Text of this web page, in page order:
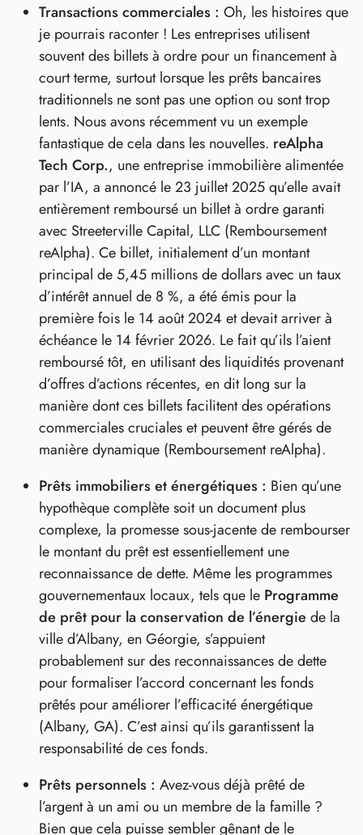
Transactions commerciales : Oh, les histoires que
je pourrais raconter ! Les entreprises utilisent
souvent des billets à ordre pour un financement à
court terme, surtout lorsque les prêts bancaires
traditionnels ne sont pas une option ou sont trop
lents. Nous avons récemment vu un exemple
fantastique de cela dans les nouvelles. reAlpha
Tech Corp., une entreprise immobilière alimentée
par l’IA, a annoncé le 23 juillet 2025 qu’elle avait
entièrement remboursé un billet à ordre garanti
avec Streeterville Capital, LLC (Remboursement
reAlpha). Ce billet, initialement d’un montant
principal de 5,45 millions de dollars avec un taux
d’intérêt annuel de 8 %, a été émis pour la
première fois le 14 août 2024 et devait arriver à
échéance le 14 février 2026. Le fait qu’ils l’aient
remboursé tôt, en utilisant des liquidités provenant
d’offres d’actions récentes, en dit long sur la
manière dont ces billets facilitent des opérations
commerciales cruciales et peuvent être gérés de
manière dynamique (Remboursement reAlpha).
Prêts immobiliers et énergétiques : Bien qu’une
hypothèque complète soit un document plus
complexe, la promesse sous-jacente de rembourser
le montant du prêt est essentiellement une
reconnaissance de dette. Même les programmes
gouvernementaux locaux, tels que le Programme
de prêt pour la conservation de l’énergie de la
ville d’Albany, en Géorgie, s’appuient
probablement sur des reconnaissances de dette
pour formaliser l’accord concernant les fonds
prêtés pour améliorer l’efficacité énergétique
(Albany, GA). C’est ainsi qu’ils garantissent la
responsabilité de ces fonds.
Prêts personnels : Avez-vous déjà prêté de
l’argent à un ami ou un membre de la famille ?
Bien que cela puisse sembler gênant de le